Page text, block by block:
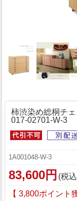
柿渋染め総桐チ
017-02701-W-3
1A001048-W-3
83,600円 (税
【 3,800ポイント